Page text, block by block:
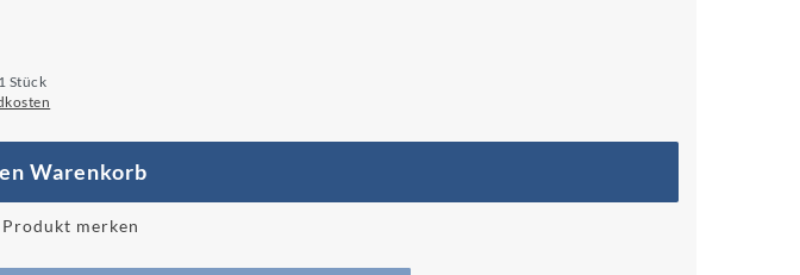
1 Stück
Warenkorb
Produkt merken